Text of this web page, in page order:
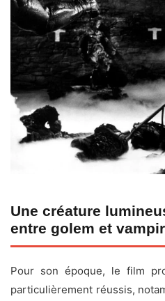
Une créature
entre golem et
Pour son époque, le film
particulièrement réussis,